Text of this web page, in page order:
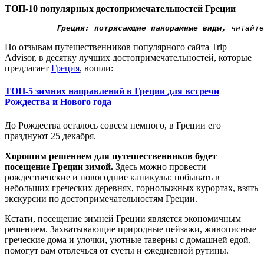
ТОП-10 популярных достопримечательностей Греции
Греция: потрясающие панорамные виды, читайте
По отзывам путешественников популярного сайта Trip
Advisor, в десятку лучших достопримечательностей, которые
предлагает Греция, вошли:
ТОП-5 зимних направлений в Греции для встречи
Рождества и Нового года
До Рождества осталось совсем немного, в Греции его
празднуют 25 декабря.
Хорошим решением для путешественников будет
посещение Греции зимой. Здесь можно провести
рождественские и новогодние каникулы: побывать в
небольших греческих деревнях, горнолыжных курортах, взять
экскурсии по достопримечательностям Греции.
Кстати, посещение зимней Греции является экономичным
решением. Захватывающие природные пейзажи, живописные
греческие дома и улочки, уютные таверны с домашней едой,
помогут вам отвлечься от суеты и ежедневной рутины.